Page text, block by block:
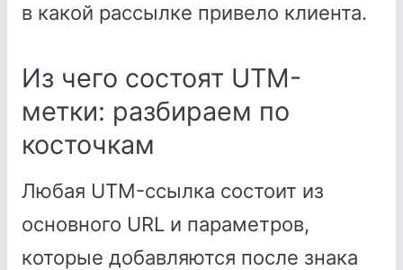
в какой рассылке привело клиента.
Из чего состоят UTM-
метки: разбираем по
косточкам
Любая UTM-ссылка состоит из
основного URL и параметров,
которые добавляются после знака